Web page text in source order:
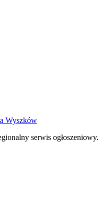
Wyszków
serwis ogłoszeniowy.